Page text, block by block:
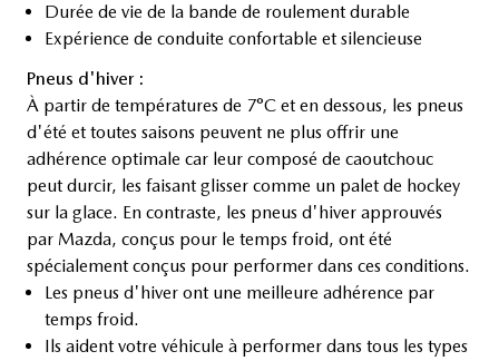
Durée de vie de la bande de roulement durable
Expérience de conduite confortable et silencieuse
Pneus d'hiver :
À partir de températures de 7°C et en dessous, les pneus
d'été et toutes saisons peuvent ne plus offrir une
adhérence optimale car leur composé de caoutchouc
peut durcir, les faisant glisser comme un palet de hockey
sur la glace. En contraste, les pneus d'hiver approuvés
par Mazda, conçus pour le temps froid, ont été
spécialement conçus pour performer dans ces conditions.
Les pneus d'hiver ont une meilleure adhérence par
temps froid.
Ils aident votre véhicule à performer dans tous les types